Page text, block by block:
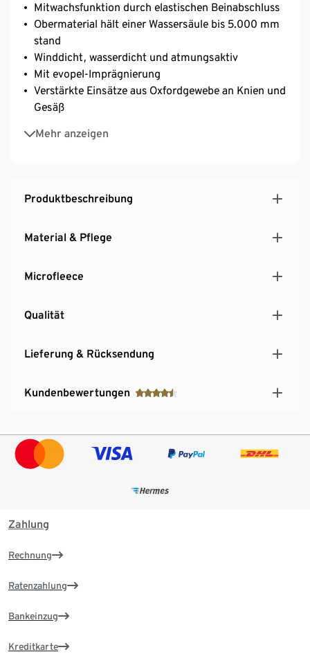
Mitwachsfunktion durch elastischen Beinabschluss
Obermaterial hält einer Wassersäule bis 5.000 mm
stand
Winddicht, wasserdicht und atmungsaktiv
Mit evopel-Imprägnierung
Verstärkte Einsätze aus Oxfordgewebe an Knien und
Gesäß
Mehr anzeigen
Mit wärmendem Teddyfleece-Innenfutter
Mit versiegelten Nähten
Produktbeschreibung
Material & Pflege
Microfleece
Qualität
Lieferung & Rücksendung
Kundenbewertungen
Zahlung
Rechnung
Ratenzahlung
Bankeinzug
Kreditkarte